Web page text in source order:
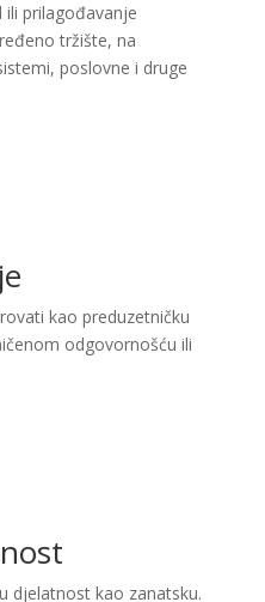
prilagođavanje
tržište, na
poslovne i druge
kao preduzetničku
odgovornošću ili
djelatnost kao zanatsku.